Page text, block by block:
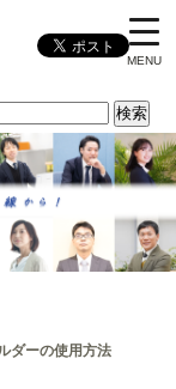
MENU
ダーの使用方法